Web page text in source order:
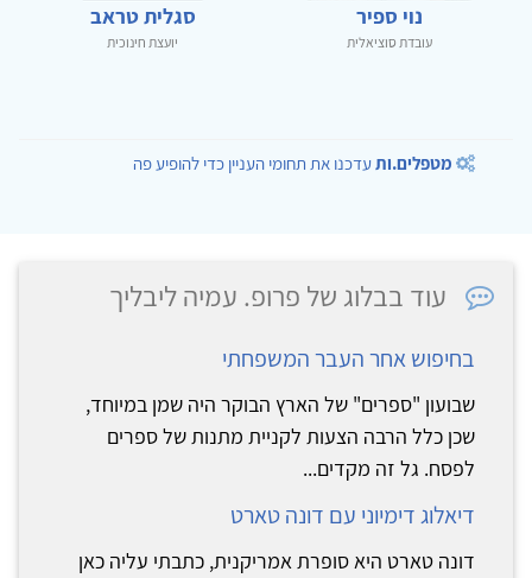
נוי ספיר
עובדת סוציאלית
סגלית טראב
יועצת חינוכית
מטפלים.ותעדכנו את תחומי העניין כדי להופיע פה
עוד בבלוג של פרופ. עמיה ליבליך
בחיפוש אחר העבר המשפחתי
שבועון "ספרים" של הארץ הבוקר היה שמן במיוחד,
שכן כלל הרבה הצעות לקניית מתנות של ספרים
לפסח. גל זה מקדים...
דיאלוג דימיוני עם דונה טארט
דונה טארט היא סופרת אמריקנית, כתבתי עליה כאן